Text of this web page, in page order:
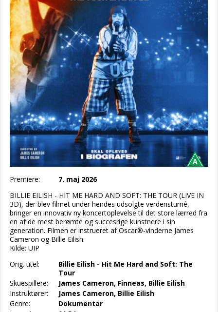
Premiere:
7. maj 2026
BILLIE EILISH - HIT ME HARD AND SOFT: THE TOUR (LIVE IN
3D), der blev filmet under hendes udsolgte verdensturné,
bringer en innovativ ny koncertoplevelse til det store lærred fra
en af de mest berømte og succesrige kunstnere i sin
generation. Filmen er instrueret af Oscar®-vinderne James
Cameron og Billie Eilish.
Kilde: UIP
Orig. titel:
Billie Eilish - Hit Me Hard and Soft: The
Tour
Skuespillere:
James Cameron, Finneas, Billie Eilish
Instruktører:
James Cameron, Billie Eilish
Genre:
Dokumentar